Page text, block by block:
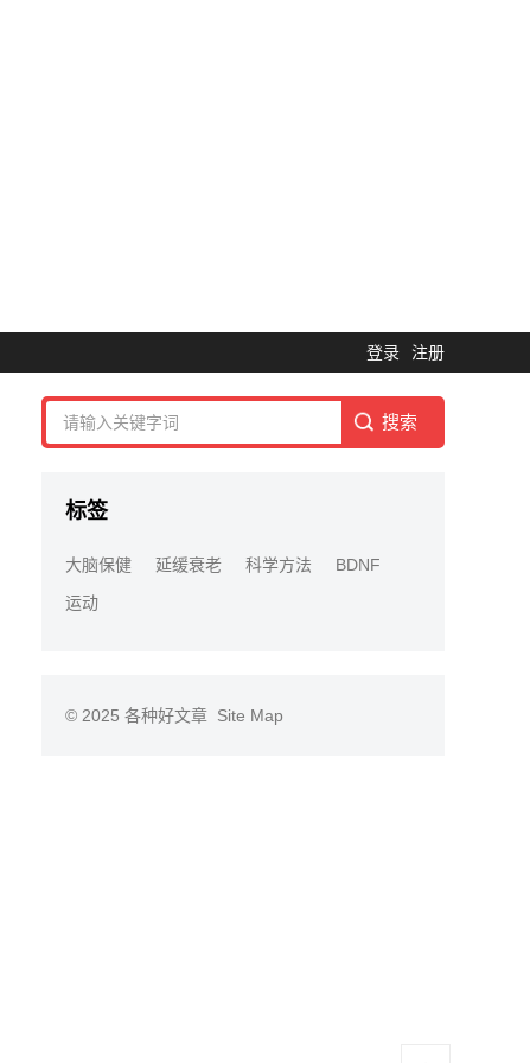
登录 注册
标签
大脑保健 延缓衰老 科学方法
BDNF
运动
© 2025 各种好文章 Site Map